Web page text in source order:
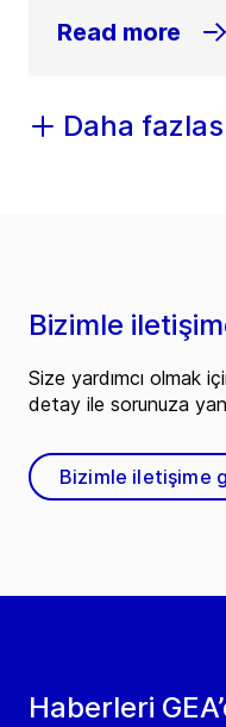
Read more
Daha
Haberleri
Bizimle
Size yardımcı olmak
detay ile sorunuza
Bizimle iletişime